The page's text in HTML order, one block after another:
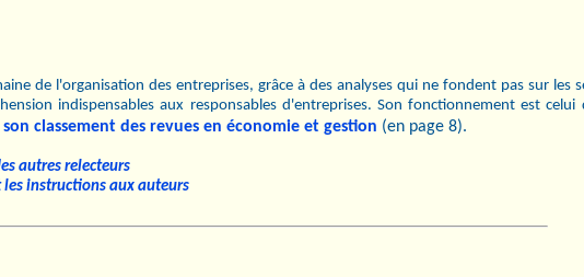
de l'organisation des entreprises, grâce à des analyses qui ne fondent pas sur les
indispensables aux responsables d'entreprises. Son fonctionnement est celui
son classement des revues en économie et gestion (en page 8).
autres relecteurs
les instructions aux auteurs